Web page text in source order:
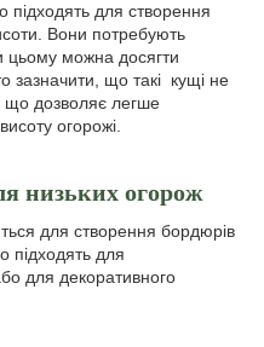
підходять для створення
Вони потребують
цьому можна досягти
зазначити, що такі кущі не
що дозволяє легше
огорожі.
низьких огорож
для створення бордюрів
підходять для
для декоративного